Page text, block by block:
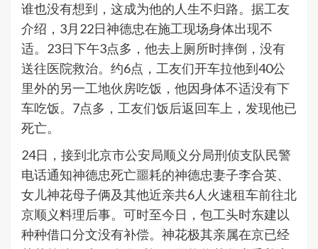
谁也没有想到，这成为他的人生不归路。据工友
介绍，3月22日神德忠在施工现场身体出现不
适。23日下午3点多，他去上厕所时摔倒，没有
送往医院救治。约6点，工友们开车拉他到40公
里外的另一工地伙房吃饭，他因身体不适没有下
车吃饭。7点多，工友们饭后返回车上，发现他已
死亡。
24日，接到北京市公安局顺义分局刑侦支队民警
电话通知神德忠死亡噩耗的神德忠妻子李合英、
女儿神花母子俩及其他近亲共6人火速租车前往北
京顺义料理后事。可时至今日，包工头时东建以
种种借口分文没有补偿。神花极其亲属在京已经